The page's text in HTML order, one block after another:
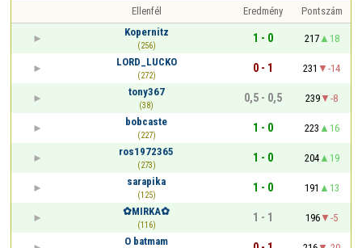
Ellenfél Eredmény
Pontszám
Kopernitz
(256)
1 - 0 217
18
LORD_LUCKO
(272)
0 - 1 231
-14
tony367
(38)
0,5 - 0,5 239
-8
bobcaste
(227)
1 - 0 223
16
ros1972365
(273)
1 - 0 204
19
sarapika
(125)
1 - 0 191
13
✿MIRKA✿
(116)
1 - 1 196
-5
O batmam